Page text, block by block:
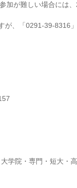
加が難しい場合には
が、「0291-39-8316
学院・専門・短大・